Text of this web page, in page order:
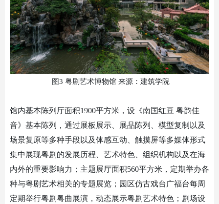
图3 粤剧艺术博物馆 来源：建筑学院
馆内基本陈列厅面积1900平方米，设《南国红豆 粤韵佳
音》基本陈列，通过展板展示、展品陈列、模型复制以及
场景复原等多种手段以及体感互动、触摸屏等多媒体形式
集中展现粤剧的发展历程、艺术特色、组织机构以及在海
内外的重要影响力；主题展厅面积560平方米，定期举办各
种与粤剧艺术相关的专题展览；园区仿古戏台广福台每周
定期举行粤剧粤曲展演，动态展示粤剧艺术特色；剧场设